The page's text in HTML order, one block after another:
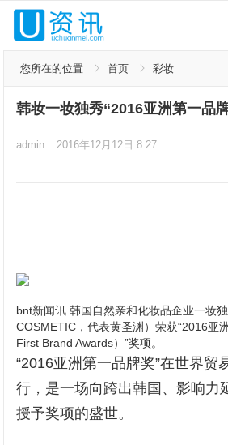
您所在的位置 首页 彩妆
韩妆一妆独秀“2016亚洲第一品
admin 2016年12月12日 8:27
bnt新闻讯 韩国自然亲和化妆品企业一妆
COSMETIC，代表黄圣渊）荣获“2016亚
First Brand Awards）”奖项。
“2016亚洲第一品牌奖”在世界贸
行，是一场向跨出韩国、影响力
授予奖项的盛世。